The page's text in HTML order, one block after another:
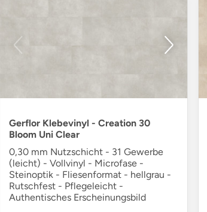
Gerflor Klebevinyl - Creation 30
Bloom Uni Clear
0,30 mm Nutzschicht - 31 Gewerbe
(leicht) - Vollvinyl - Microfase -
Steinoptik - Fliesenformat - hellgrau -
Rutschfest - Pflegeleicht -
Authentisches Erscheinungsbild